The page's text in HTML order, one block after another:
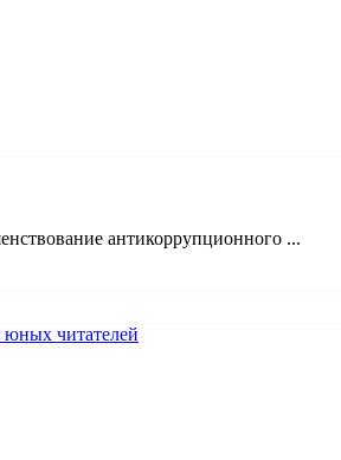
антикоррупционного ...